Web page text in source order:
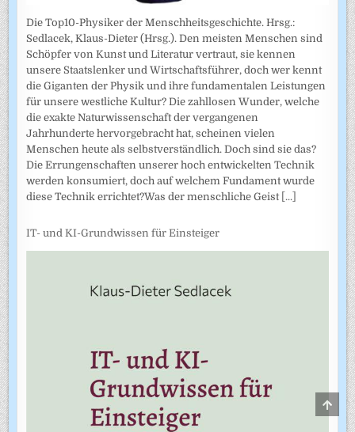
Die Top10-Physiker der Menschheitsgeschichte. Hrsg.:
Sedlacek, Klaus-Dieter (Hrsg.). Den meisten Menschen sind
Schöpfer von Kunst und Literatur vertraut, sie kennen
unsere Staatslenker und Wirtschaftsführer, doch wer kennt
die Giganten der Physik und ihre fundamentalen Leistungen
für unsere westliche Kultur? Die zahllosen Wunder, welche
die exakte Naturwissenschaft der vergangenen
Jahrhunderte hervorgebracht hat, scheinen vielen
Menschen heute als selbstverständlich. Doch sind sie das?
Die Errungenschaften unserer hoch entwickelten Technik
werden konsumiert, doch auf welchem Fundament wurde
diese Technik errichtet?Was der menschliche Geist [...]
IT- und KI-Grundwissen für Einsteiger
TO
TOP